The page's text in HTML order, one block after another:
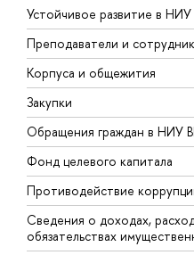
Устойчивое развитие в
Преподаватели и
Корпуса и общежития
Закупки
Обращения граждан в НИУ
Фонд целевого капитала
Противодействие
Сведения о доходах,
обязательствах